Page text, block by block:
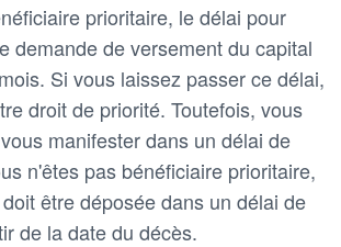
prioritaire, le délai pour
demande de versement du capital
Si vous laissez passer ce délai,
droit de priorité. Toutefois, vous
manifester dans un délai de
n'êtes pas bénéficiaire prioritaire,
être déposée dans un délai de
de la date du décès.